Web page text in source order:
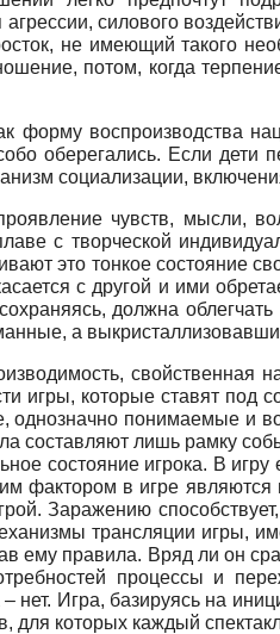
силового
не имеющий такого
потом, когда
форму воспроизводства
оберегались. Если дети
социализации,
чувств, мысли,
с творческой
это тонкое состояние
с другой и ими
должна
а
игры, которые ставят под
однозначно понимаемые и
составляют лишь рамку
состояние игрока. В
фактором в игре
Заражению
трансляции игры,
ему правила. Вряд ли он
процессы и
– нет. Игра, базируясь на
для которых каждый